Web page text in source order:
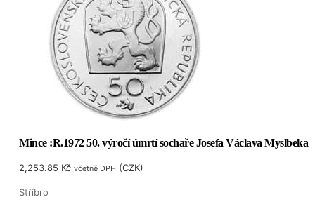
Mince :R.1972 50. výročí úmrtí sochaře Josefa Václava Myslbeka
2,253.85 Kč včetně DPH (CZK)
Stříbro